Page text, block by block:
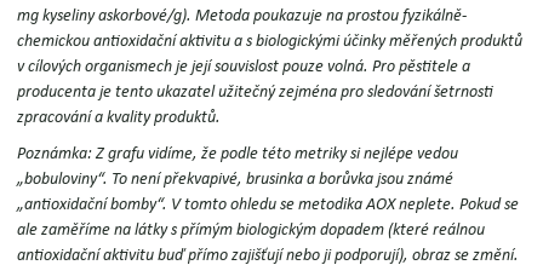
mg kyseliny askorbové/g). Metoda poukazuje na prostou fyzikálně-
chemickou antioxidační aktivitu a s biologickými účinky měřených produktů
v cílových organismech je její souvislost pouze volná. Pro pěstitele a
producenta je tento ukazatel užitečný zejména pro sledování šetrnosti
zpracování a kvality produktů.
Poznámka: Z grafu vidíme, že podle této metriky si nejlépe vedou
„bobuloviny“. To není překvapivé, brusinka a borůvka jsou známé
„antioxidační bomby“. V tomto ohledu se metodika AOX neplete. Pokud se
ale zaměříme na látky s přímým biologickým dopadem (které reálnou
antioxidační aktivitu buď přímo zajišťují nebo ji podporují), obraz se změní.